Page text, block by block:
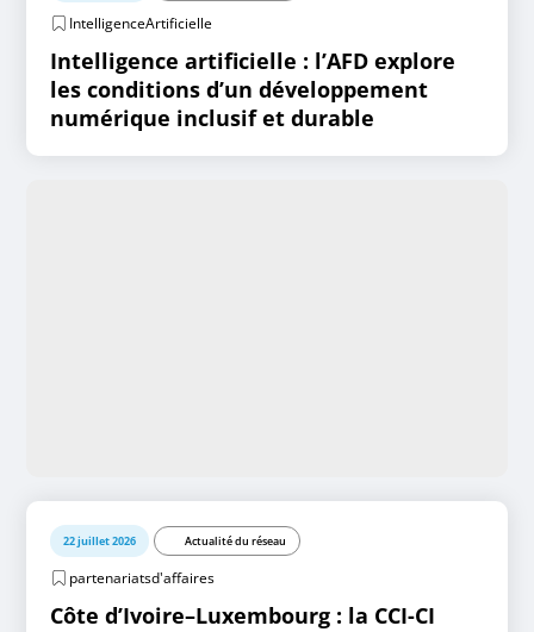
IntelligenceArtificielle
Intelligence artificielle : l’AFD explore
les conditions d’un développement
numérique inclusif et durable
22 juillet 2026 Actualité du réseau
partenariatsd'affaires
Côte d’Ivoire–Luxembourg : la CCI-CI